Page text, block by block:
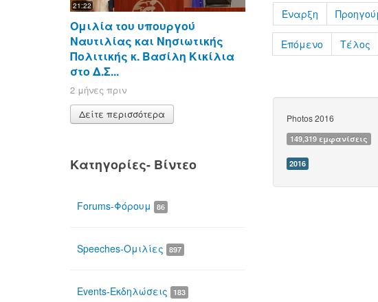
Έναρξη
Επόμενο Τέλος
Photos 2016
149,319 εμφανίσεις
2016
21:22
Ομιλία του υπουργού
Ναυτιλίας και Νησιωτικής
Πολιτικής κ. Βασίλη Κικίλια
στο Δ.Σ...
2 μήνες πριν
Δείτε περισσότερα
Κατηγορίες- Βίντεο
Forums-Φόρουμ 86
Speeches-Ομιλίες 897
Events-Εκδηλώσεις 183